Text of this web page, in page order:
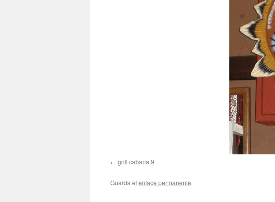
grill cabana 9
Guarda el enlace permanente.